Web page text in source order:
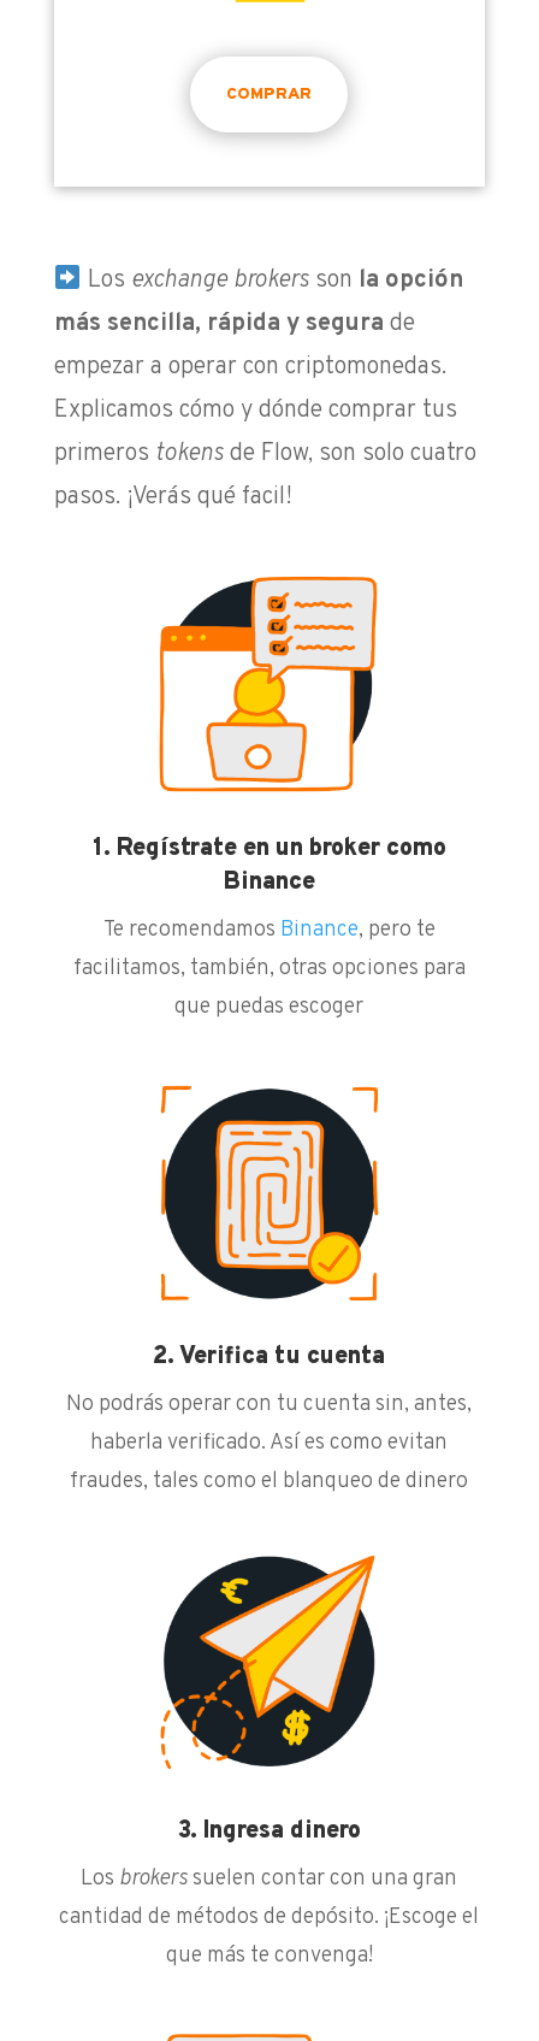
COMPRAR
Los exchange brokersson la opción
más sencilla, rápida y segura de
empezar a operar con criptomonedas.
Explicamos cómo y dónde comprar tus
primeros tokensde Flow, son solo cuatro
pasos. ¡Verás qué facil!
1. Regístrate en un broker como
Binance
Te recomendamos Binance, pero te
facilitamos, también, otras opciones para
que puedas escoger
2. Verifica tu cuenta
No podrás operar con tu cuenta sin, antes,
haberla verificado. Así es como evitan
fraudes, tales como el blanqueo de dinero
3. Ingresa dinero
Los brokerssuelen contar con una gran
cantidad de métodos de depósito. ¡Escoge el
que más te convenga!